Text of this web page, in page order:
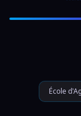
École